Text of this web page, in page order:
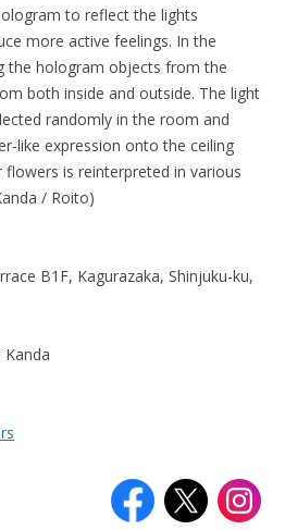
to reflect the lights
more active feelings. In the
the hologram objects from the
both inside and outside. The light
randomly in the room and
like expression onto the ceiling
is reinterpreted in various
/ Roito)
B1F, Kagurazaka, Shinjuku-ku,